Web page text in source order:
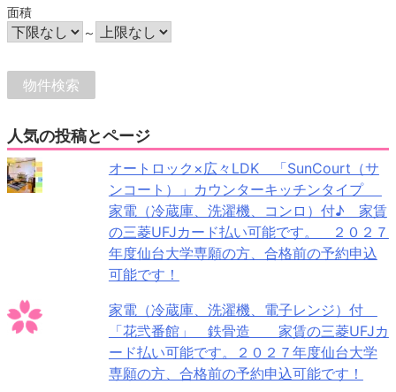
面積
～
人気の投稿とページ
オートロック×広々LDK 「SunCourt（サ
ンコート）」カウンターキッチンタイプ
家電（冷蔵庫、洗濯機、コンロ）付♪ 家賃
の三菱UFJカード払い可能です。 ２０２７
年度仙台大学専願の方、合格前の予約申込
可能です！
家電（冷蔵庫、洗濯機、電子レンジ）付
「花弐番館」 鉄骨造 家賃の三菱UFJカ
ード払い可能です。２０２７年度仙台大学
専願の方、合格前の予約申込可能です！